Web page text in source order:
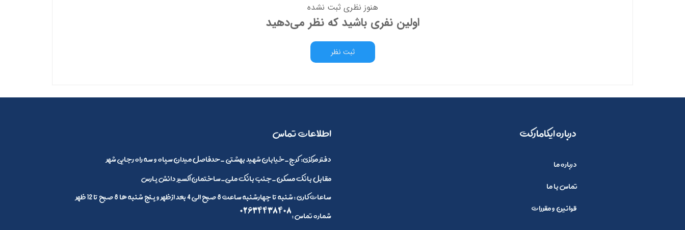
هنوز نظری ثبت نشده
اولین نفری باشید که نظر می‌دهید
ثبت نظر
درباره ما
تماس با ما
قوانین و مقررات
​​درباره ایکامارکت ​اطلاعات تماس
کرج_خیابان شهید بهشتی _حدفاصل میدان سپاه و سه راه رجایی شهر
مقابل بانک مسکن_جنب بانک ملی_ساختمان اکسیر دانش پارس
:دفتر مرکزی
ساعات کاری : شنبه تا چهارشنبه ساعت 8 صبح الی 4 بعد ازظهر و پنج شنبه ها 8 صبح تا 12 ظهر
: شماره تماس 02634438408